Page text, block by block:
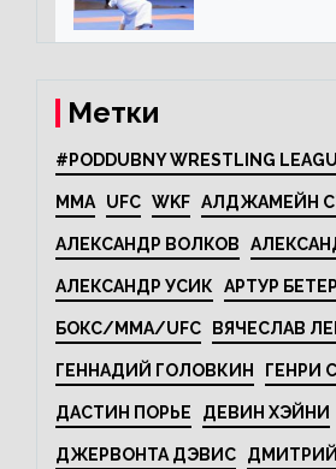
Метки
#PODDUBNY WRESTLING
MMA UFC WKF АЛДЖАМЕЙН
АЛЕКСАНДР ВОЛКОВ
АЛЕКСАНДР УСИК АРТУР
БОКС/MMA/UFC ВЯЧЕСЛАВ
ГЕННАДИЙ ГОЛОВКИН ГЕНРИ
ДАСТИН ПОРЬЕ ДЕВИН ХЭЙНИ
ДЖЕРВОНТА ДЭВИС